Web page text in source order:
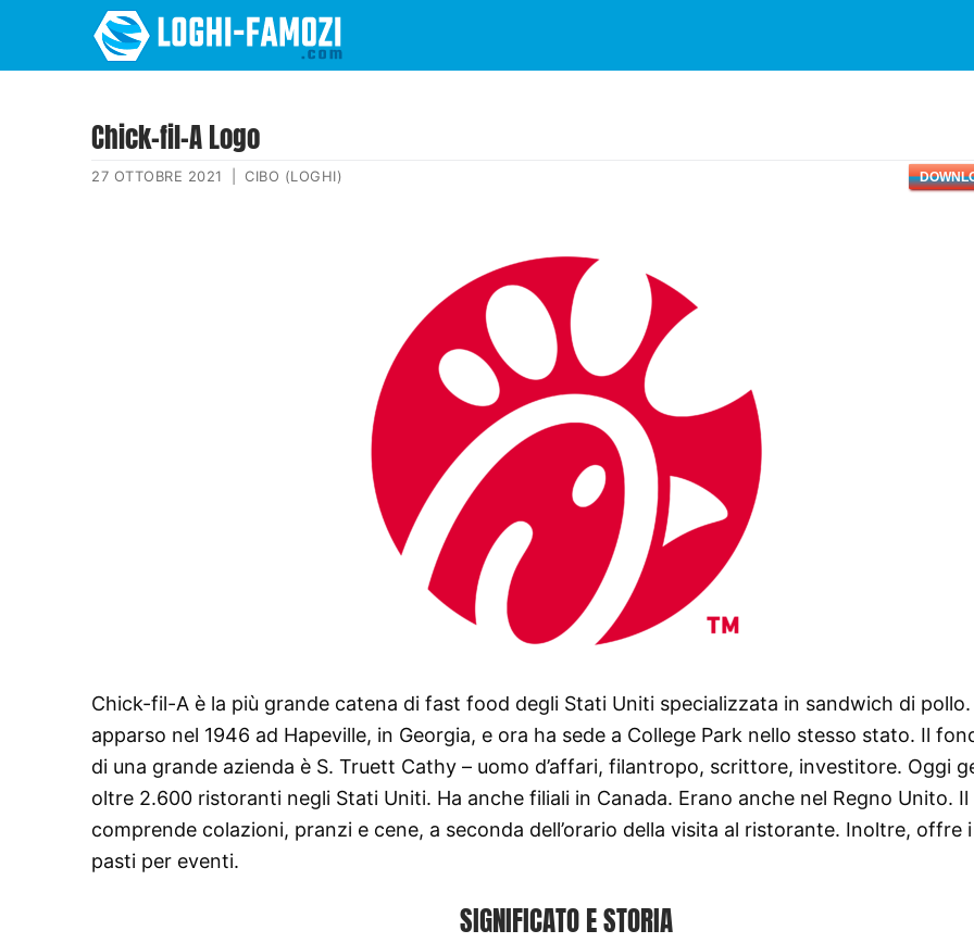
Chick-fil-A Logo
27 OTTOBRE 2021 CIBO (LOGHI)
Chick-fil-A è la più grande catena di fast food degli Stati Uniti specializzata in sandwich di pollo.
apparso nel 1946 ad Hapeville, in Georgia, e ora ha sede a College Park nello stesso stato. Il
di una grande azienda è S. Truett Cathy – uomo d’affari, filantropo, scrittore, investitore. Oggi
oltre 2.600 ristoranti negli Stati Uniti. Ha anche filiali in Canada. Erano anche nel Regno Unito. Il
comprende colazioni, pranzi e cene, a seconda dell’orario della visita al ristorante. Inoltre, offre
pasti per eventi.
SIGNIFICATO E STORIA